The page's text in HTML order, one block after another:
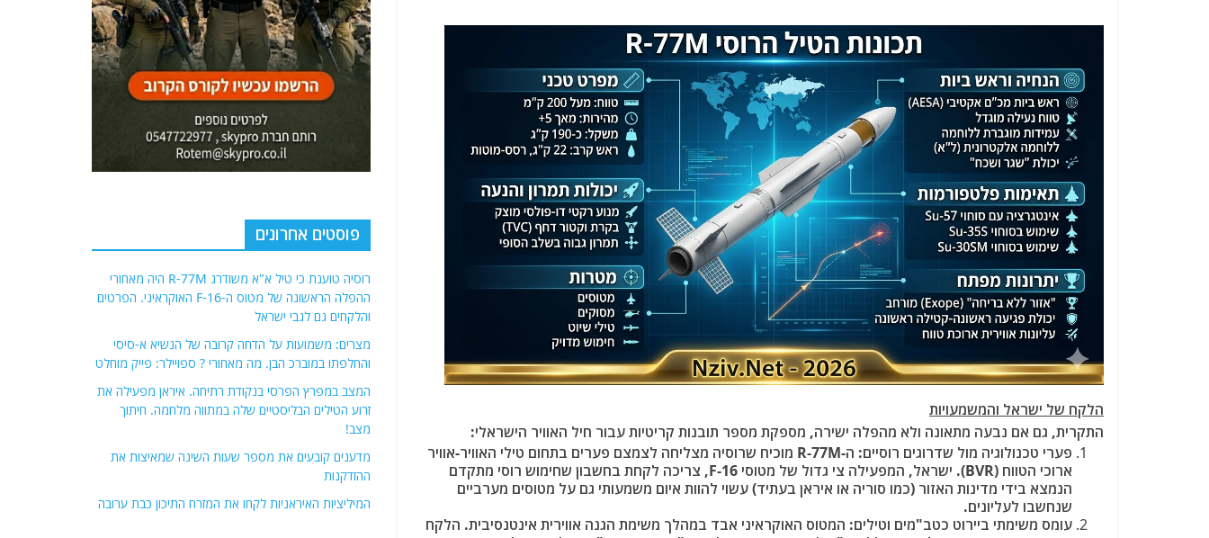
הלקח של ישראל והמשמעויות
התקרית, גם אם נבעה מתאונה ולא מהפלה ישירה, מספקת מספר תובנות קריטיות עבור חיל האוויר הישראלי:
פערי טכנולוגיה מול שדרוגים רוסיים: ה-R-77M מוכיח שרוסיה מצליחה לצמצם פערים בתחום טילי האוויר-אוויר
ארוכי הטווח (BVR). ישראל, המפעילה צי גדול של מטוסי F-16, צריכה לקחת בחשבון שחימוש רוסי מתקדם
הנמצא בידי מדינות האזור (כמו סוריה או איראן בעתיד) עשוי להוות איום משמעותי גם על מטוסים מערביים
שנחשבו לעליונים.
עומס משימתי ביירוט כטב"מים וטילים: המטוס האוקראיני אבד במהלך משימת הגנה אווירית אינטנסיבית. הלקח
פוסטים אחרונים
רוסיה טוענת כי טיל א"א משודרג R-77M היה מאחורי
ההפלה הראשונה של מטוס ה-F-16 האוקראיני. הפרטים
והלקחים גם לגבי ישראל
מצרים: משמועות על הדחה קרובה של הנשיא א-סיסי
והחלפתו במוברכ הבן. מה מאחורי ? ספויילר: פייק מוחלט
המצב במפרץ הפרסי בנקודת רתיחה. איראן מפעילה את
זרוע הטילים הבליסטיים שלה במתווה מלחמה. חיתוך
מצב!
מדענים קובעים את מספר שעות השינה שמאיצות את
ההזדקנות
המיליציות האיראניות לקחו את המזרח התיכון כבת ערובה